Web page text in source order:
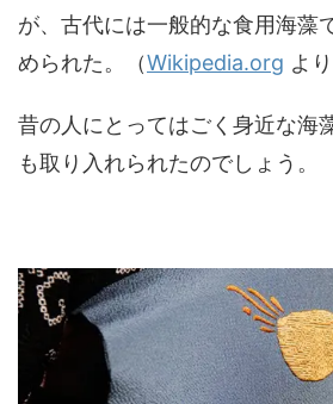
が、古代には一般的な食用海藻
められた。（Wikipedia.org よ
昔の人にとってはごく身近な海
も取り入れられたのでしょう。